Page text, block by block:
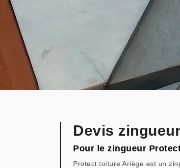
Devis
Pour le zingueur
Protect toiture Ariège est un